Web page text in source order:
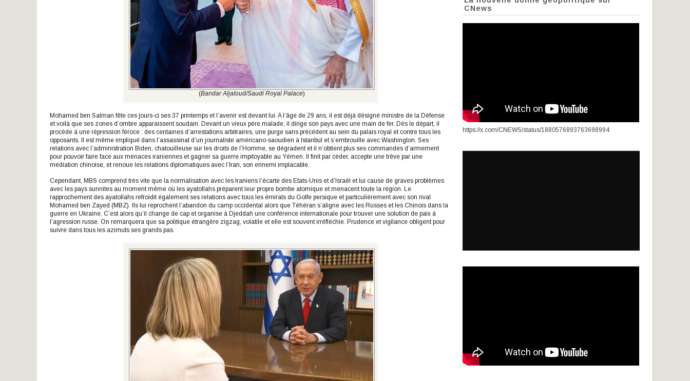
(Bandar Aljaloud/Saudi Royal Palace)
Mohamed ben Salman fête ces jours-ci ses 37 printemps et l’avenir est devant lui. A l’âge de 29 ans, il est déjà désigné ministre de la Défense
et voilà que ses zones d’ombre apparaissent soudain. Devant un vieux père malade, il dirige son pays avec une main de fer. Dès le départ, il
procède à une répression féroce : des centaines d’arrestations arbitraires, une purge sans précédent au sein du palais royal et contre tous les
opposants. Il est même impliqué dans l’assassinat d’un journaliste américano-saoudien à Istanbul et s’embrouille avec Washington. Ses
relations avec l’administration Biden, chatouilleuse sur les droits de l’Homme, se dégradent et il n’obtient plus ses commandes d’armement
pour pouvoir faire face aux menaces iraniennes et gagner sa guerre impitoyable au Yémen. Il finit par céder, accepte une trêve par une
médiation chinoise, et renoue les relations diplomatiques avec l’Iran, son ennemi implacable.
Cependant, MBS comprend très vite que la normalisation avec les Iraniens l’écarte des Etats-Unis et d’Israël et lui cause de graves problèmes
avec les pays sunnites au moment même où les ayatollahs préparent leur propre bombe atomique et menacent toute la région. Le
rapprochement des ayatollahs refroidit également ses relations avec tous les émirats du Golfe persique et particulièrement avec son rival
Mohamed ben Zayed (MBZ). Ils lui reprochent l’abandon du camp occidental alors que Téhéran s’aligne avec les Russes et les Chinois dans la
guerre en Ukraine. C’est alors qu’il change de cap et organise à Djeddah une conférence internationale pour trouver une solution de paix à
l’agression russe. On remarquera que sa politique étrangère zigzag, volatile et elle est souvent irréfléchie. Prudence et vigilance obligent pour
suivre dans tous les azimuts ses grands pas.
CNews
https://x.com/CNEWS/status/1880576893763698994